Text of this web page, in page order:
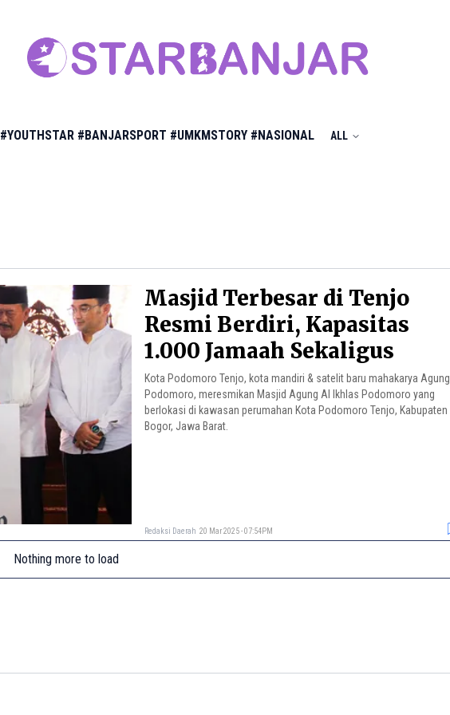
#YOUTHSTAR #BANJARSPORT #UMKMSTORY #NASIONAL ALL
Masjid Terbesar di Tenjo
Resmi Berdiri, Kapasitas
1.000 Jamaah Sekaligus
Kota Podomoro Tenjo, kota mandiri & satelit baru mahakarya Agung
Podomoro, meresmikan Masjid Agung Al Ikhlas Podomoro yang
berlokasi di kawasan perumahan Kota Podomoro Tenjo, Kabupaten
Bogor, Jawa Barat.
Redaksi Daerah 20 Mar 2025 - 07:54PM
Nothing more to load